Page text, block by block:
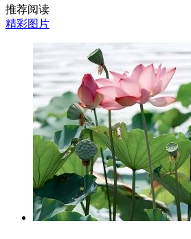
推荐阅读